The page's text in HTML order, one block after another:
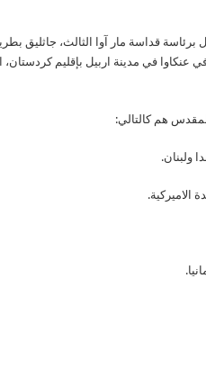
برئاسة قداسة مار آوا الثالث، جاثليق
هم كالتالي: